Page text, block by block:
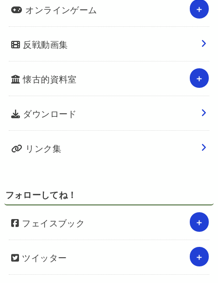
オンラインゲーム
反戦動画集
懐古的資料室
ダウンロード
リンク集
フォローしてね！
フェイスブック
ツイッター